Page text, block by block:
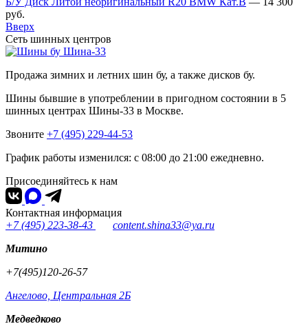
руб.
Вверх
Сеть шинных центров
Шина-33
Продажа зимних и летних шин бу, а также дисков бу.
Шины бывшие в употреблении в пригодном состоянии в 5
шинных центрах Шины-33 в Москве.
Звоните +7 (495) 229-44-53
График работы изменился: с 08:00 до 21:00 ежедневно.
Присоединяйтесь к нам
Контактная информация
+7 (495) 223-38-43
content.shina33@ya.ru
Митино
+7(495)120-26-57
Ангелово, Центральная 2Б
Медведково